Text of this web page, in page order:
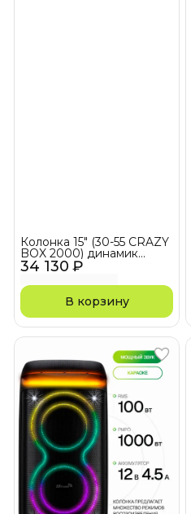
34 130 ₽
Колонка 15" (30-55 CRAZY
BOX 2000) динамик
2шт/15" ElTRONIC с TWS
В корзину